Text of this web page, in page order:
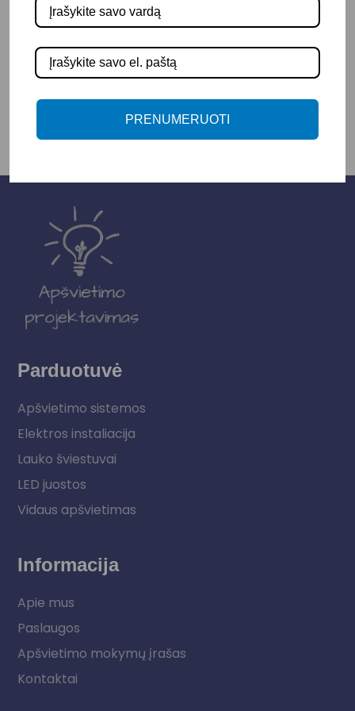
Į KREPŠELĮ
Parduotuvė
Apšvietimo sistemos
Elektros instaliacija
Lauko šviestuvai
LED juostos
Vidaus apšvietimas
Informacija
Apie mus
Paslaugos
Apšvietimo mokymų įrašas
Kontaktai
PRENUMERUOTI